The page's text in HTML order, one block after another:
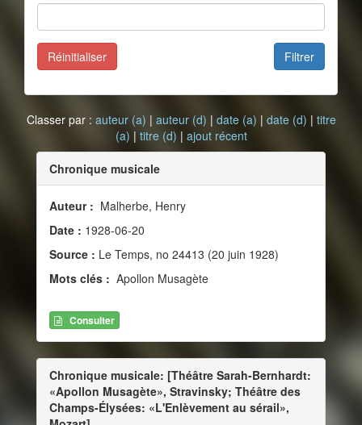
Filtrer
Réinitialiser
Classer par : auteur (a) | auteur (d) | date (a) | date (d) | titre
(a) | titre (d) | ajout récent
Chronique musicale
Auteur : Malherbe, Henry
Date : 1928-06-20
Source : Le Temps, no 24413 (20 juin 1928)
Mots clés : Apollon Musagète
Consulter
Chronique musicale: [Théâtre Sarah-Bernhardt:
«Apollon Musagète», Stravinsky; Théâtre des
Champs-Élysées: «L'Enlèvement au sérail»,